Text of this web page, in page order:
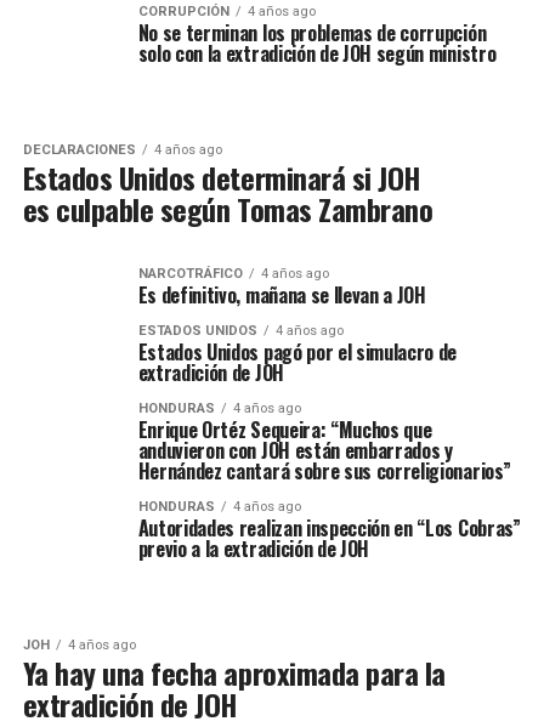
CORRUPCIÓN 4 años ago
No se terminan los problemas de corrupción
solo con la extradición de JOH según ministro
DECLARACIONES 4 años ago
Estados Unidos determinará si JOH
es culpable según Tomas Zambrano
NARCOTRÁFICO 4 años ago
Es definitivo, mañana se llevan a JOH
ESTADOS UNIDOS 4 años ago
Estados Unidos pagó por el simulacro de
extradición de JOH
HONDURAS 4 años ago
Enrique Ortéz Sequeira: “Muchos que
anduvieron con JOH están embarrados y
Hernández cantará sobre sus correligionarios”
HONDURAS 4 años ago
Autoridades realizan inspección en “Los Cobras”
previo a la extradición de JOH
JOH 4 años ago
Ya hay una fecha aproximada para la
extradición de JOH